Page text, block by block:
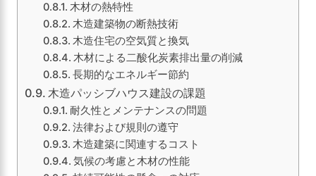
木材の熱特性
木造建築物の断熱技術
木造住宅の空気質と換気
木材による二酸化炭素排出量の削減
長期的なエネルギー節約
木造パッシブハウス建設の課題
耐久性とメンテナンスの問題
法律および規則の遵守
木造建築に関連するコスト
気候の考慮と木材の性能